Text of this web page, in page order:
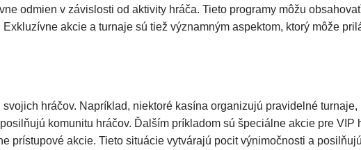
odmien v závislosti od aktivity hráča. Tieto programy môžu
akcie a turnaje sú tiež významným aspektom, ktorý môže
hráčov. Napríklad, niektoré kasína organizujú pravidelné
komunitu hráčov. Ďalším príkladom sú špeciálne akcie pre VIP
prístupové akcie. Tieto situácie vytvárajú pocit výnimočnosti a